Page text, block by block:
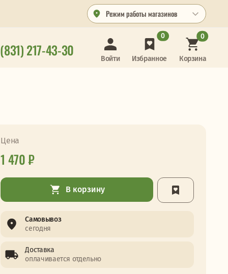
Режим работы магазинов
217-43-30 Войти Избранное
0
Корзина
0
Цена
1 470 ₽
В корзину
Самовывоз
сегодня
Доставка
оплачивается отдельно